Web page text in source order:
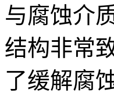
与腐蚀介
结构非常
了缓解腐